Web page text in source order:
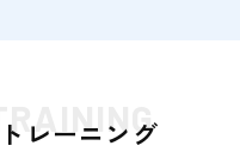
レーニング